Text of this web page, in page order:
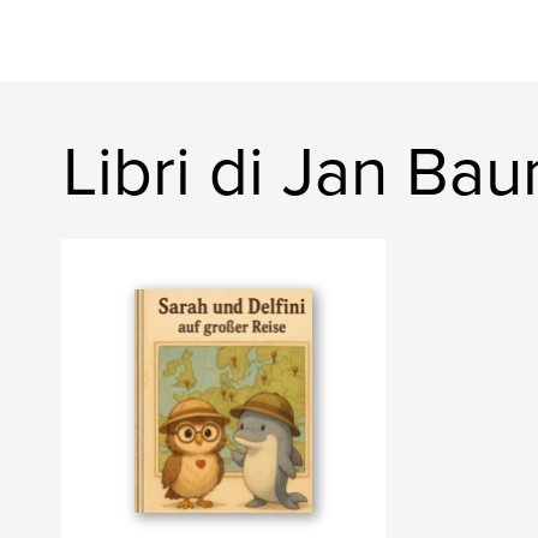
Libri di Jan